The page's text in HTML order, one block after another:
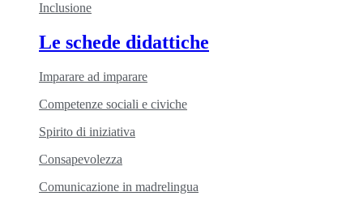
Inclusione
Le schede didattiche
Imparare ad imparare
Competenze sociali e civiche
Spirito di iniziativa
Consapevolezza
Comunicazione in madrelingua